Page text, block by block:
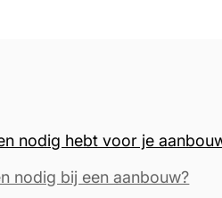
nodig hebt voor je
nodig bij een aanbouw?